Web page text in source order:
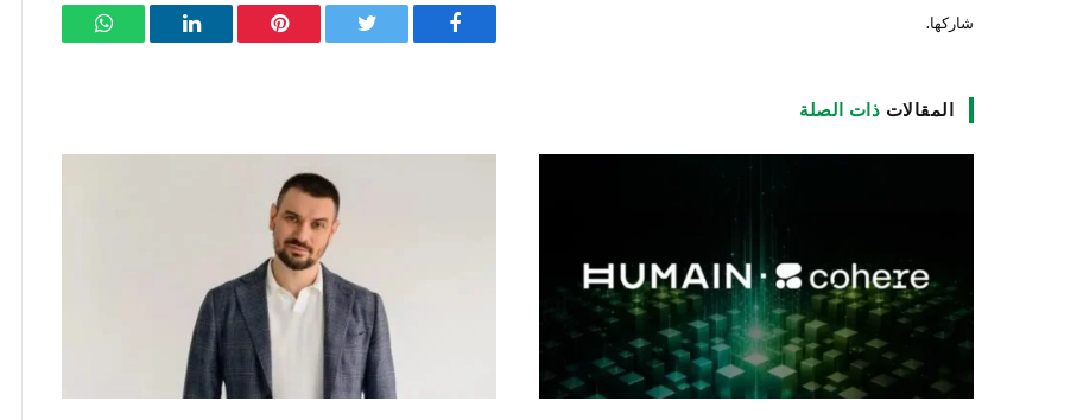
شاركها.
فيسبوك تويتر بينتيريستلينكدإن واتساب
المقالات ذات الصلة